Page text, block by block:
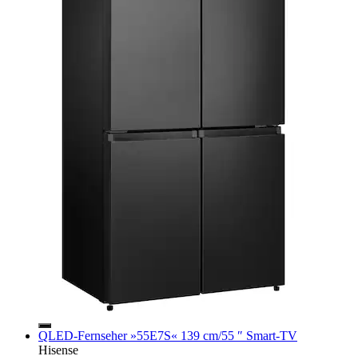
QLED-Fernseher »55E7S« 139 cm/55 ″ Smart-TV
Hisense